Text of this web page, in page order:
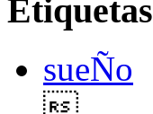
Etiquetas
sueÑo